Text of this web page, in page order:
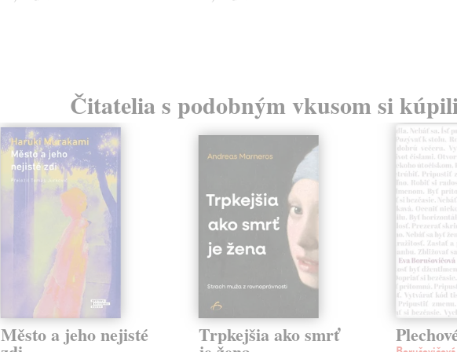
Čitatelia s podobným vkusom si
Město a jeho nejisté Trpkejšia ako smrť